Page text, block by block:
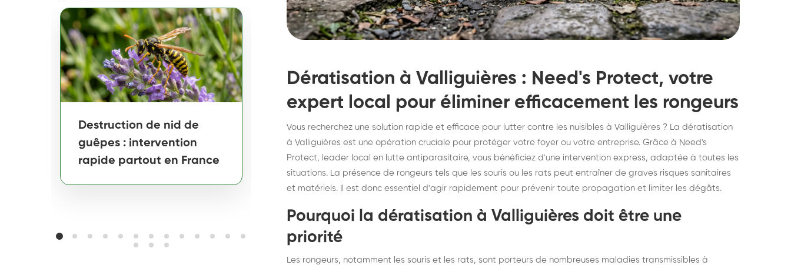
Destruction de nid de
guêpes : intervention
rapide partout en France
Destruction de nid de
frelons : intervention
rapide partout en France
Destruction de nid de
frelons asiatiques :
intervention partout en
France
souris,
Dératisation à Valliguières : Need's Protect, votre
expert local pour éliminer efficacement les rongeurs
Vous recherchez une solution rapide et efficace pour lutter contre les nuisibles à Valliguières ? La dératisation
à Valliguières est une opération cruciale pour protéger votre foyer ou votre entreprise. Grâce à Need's
Protect, leader local en lutte antiparasitaire, vous bénéficiez d'une intervention express, adaptée à toutes les
situations. La présence de rongeurs tels que les souris ou les rats peut entraîner de graves risques sanitaires
et matériels. Il est donc essentiel d'agir rapidement pour prévenir toute propagation et limiter les dégâts.
Pourquoi la dératisation à Valliguières doit être une
priorité
Les rongeurs, notamment les souris et les rats, sont porteurs de nombreuses maladies transmissibles à